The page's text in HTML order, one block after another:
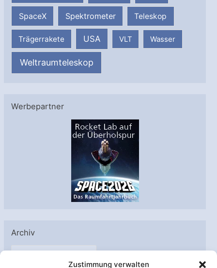
Zustimmung verwalten
SpaceX Spektrometer Teleskop
Trägerrakete USA VLT Wasser
Weltraumteleskop
Werbepartner
Archiv
A